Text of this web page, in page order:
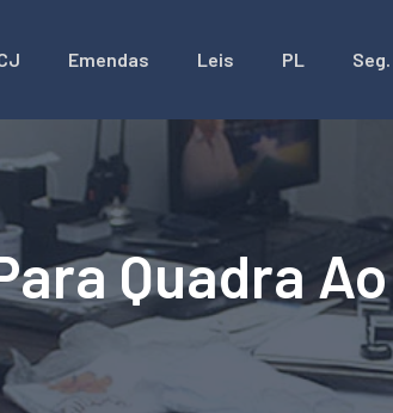
Emendas Leis PL
Quadra